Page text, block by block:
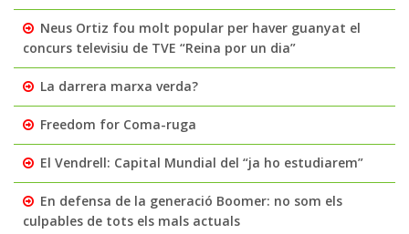
Neus Ortiz fou molt popular per haver guanyat el
concurs televisiu de TVE “Reina por un dia”
La darrera marxa verda?
Freedom for Coma-ruga
El Vendrell: Capital Mundial del “ja ho estudiarem”
En defensa de la generació Boomer: no som els
culpables de tots els mals actuals